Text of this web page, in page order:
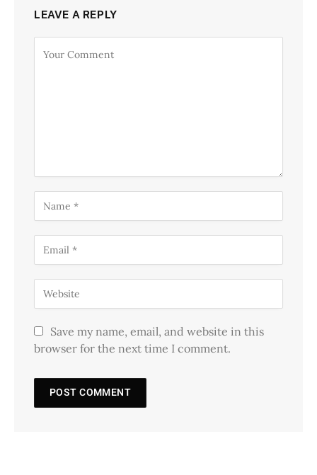
LEAVE A REPLY
Save my name, email, and website in this
browser for the next time I comment.